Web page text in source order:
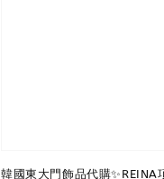
韓國東大門飾品代購✨REINA